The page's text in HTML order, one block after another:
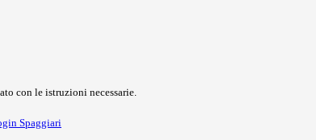
con le istruzioni necessarie.
Spaggiari